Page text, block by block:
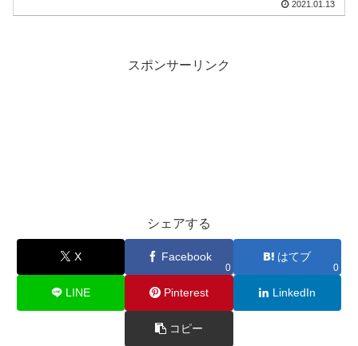
2021.01.13
スポンサーリンク
シェアする
X Facebook
0
はてブ
0
LINE Pinterest LinkedIn
コピー